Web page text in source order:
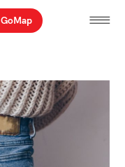
GoMap